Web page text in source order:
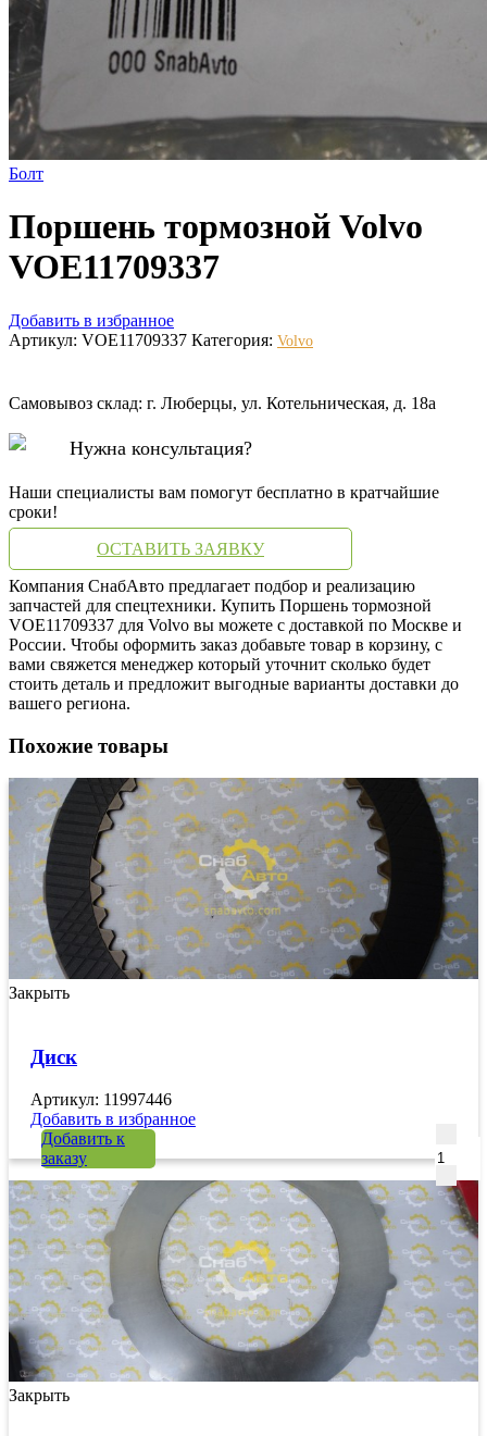
Болт
Поршень тормозной Volvo
VOE11709337
Добавить в избранное
Артикул: VOE11709337 Категория: Volvo
Самовывоз склад: г. Люберцы, ул. Котельническая, д. 18а
Нужна консультация?
Наши специалисты вам помогут бесплатно в кратчайшие
сроки!
ОСТАВИТЬ ЗАЯВКУ
Компания СнабАвто предлагает подбор и реализацию
запчастей для спецтехники. Купить Поршень тормозной
VOE11709337 для Volvo вы можете с доставкой по Москве и
России. Чтобы оформить заказ добавьте товар в корзину, с
вами свяжется менеджер который уточнит сколько будет
стоить деталь и предложит выгодные варианты доставки до
вашего региона.
Похожие товары
Закрыть
Диск
Артикул: 11997446
Добавить в избранное
Добавить к
заказу
Закрыть